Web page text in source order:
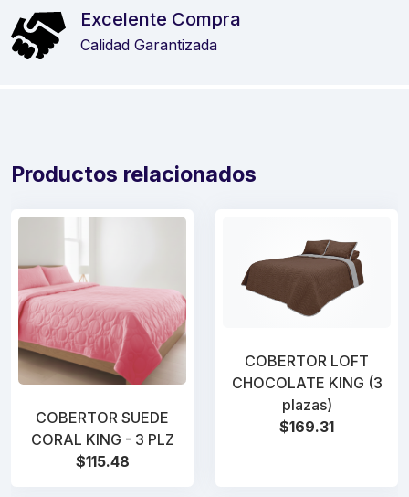
Excelente Compra
Calidad Garantizada
Productos relacionados
COBERTOR SUEDE
CORAL KING - 3 PLZ
$115.48
COBERTOR LOFT
CHOCOLATE KING (3
plazas)
$169.31